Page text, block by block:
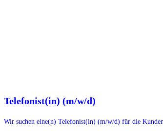
Telefonist(in) (m/w/d)
Wir suchen eine(n) Telefonist(in) (m/w/d) für die